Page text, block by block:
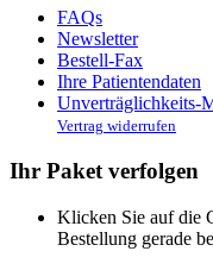
FAQs
Newsletter
Bestell-Fax
Ihre Patientendaten
Unverträglichkeits-
Vertrag widerrufen
Ihr Paket verfolgen
Klicken Sie auf die
Bestellung gerade